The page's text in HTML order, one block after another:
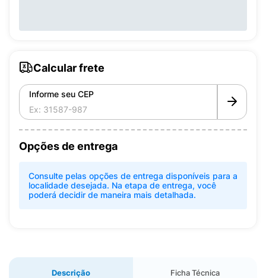
Calcular frete
Informe seu CEP
Opções de entrega
Consulte pelas opções de entrega disponíveis para a
localidade desejada. Na etapa de entrega, você
poderá decidir de maneira mais detalhada.
Descrição Ficha Técnica